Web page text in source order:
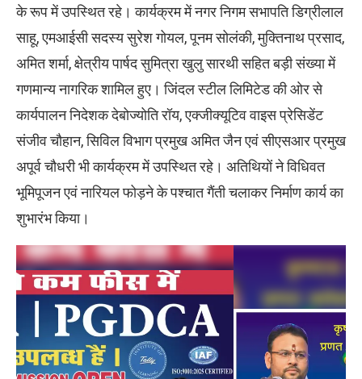
के रूप में उपस्थित रहे। कार्यक्रम में नगर निगम सभापति डिग्रीलाल
साहू, एमआईसी सदस्य सुरेश गोयल, पूनम सोलंकी, मुक्तिनाथ प्रसाद,
अमित शर्मा, क्षेत्रीय पार्षद सुमित्रा खुलु सारथी सहित बड़ी संख्या में
गणमान्य नागरिक शामिल हुए। जिंदल स्टील लिमिटेड की ओर से
कार्यपालन निदेशक देबोज्योति रॉय, एक्जीक्यूटिव वाइस प्रेसिडेंट
संजीव चौहान, सिविल विभाग प्रमुख अमित जैन एवं सीएसआर प्रमुख
अपूर्व चौधरी भी कार्यक्रम में उपस्थित रहे। अतिथियों ने विधिवत
भूमिपूजन एवं नारियल फोड़ने के पश्चात गैंती चलाकर निर्माण कार्य का
शुभारंभ किया।